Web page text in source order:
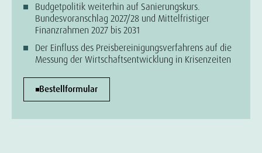
Budgetpolitik weiterhin auf Sanierungskurs.
Bundesvoranschlag 2027/28 und Mittelfristiger
Finanzrahmen 2027 bis 2031
Der Einfluss des Preisbereinigungsverfahrens auf die
Messung der Wirtschaftsentwicklung in Krisenzeiten
Bestellformular